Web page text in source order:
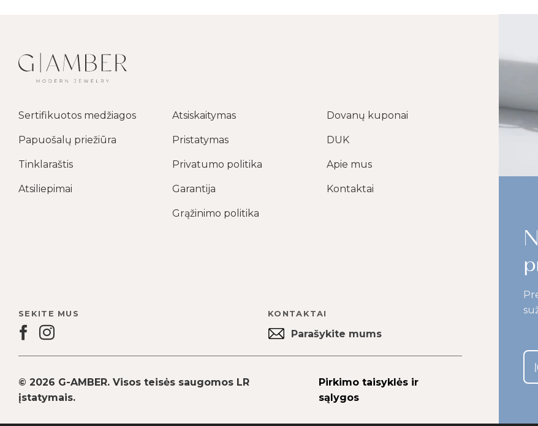
Sertifikuotos medžiagos
Papuošalų priežiūra
Tinklaraštis
Atsiliepimai
Atsiskaitymas
Pristatymas
Privatumo politika
Garantija
Grąžinimo politika
Dovanų kuponai
DUK
Apie mus
Kontaktai
SEKITE MUS KONTAKTAI
Parašykite mums
© 2026 G-AMBER. Visos teisės saugomos LR
įstatymais.
Pirkimo taisyklės ir
sąlygos